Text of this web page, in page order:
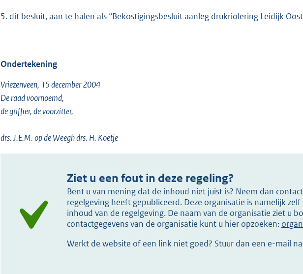
5. dit besluit, aan te halen als “Bekostigingsbesluit aanleg drukriolering Leidijk
Ondertekening
Vriezenveen, 15 december 2004
De raad voornoemd,
de griffier, de voorzitter,
drs. J.E.M. op de Weegh drs. H. Koetje
Ziet u een fout in deze regeling?
Bent u van mening dat de inhoud niet juist is? Neem dan
regelgeving heeft gepubliceerd. Deze organisatie is namelijk
inhoud van de regelgeving. De naam van de organisatie ziet u
contactgegevens van de organisatie kunt u hier opzoeken:
Werkt de website of een link niet goed? Stuur dan een e-mail